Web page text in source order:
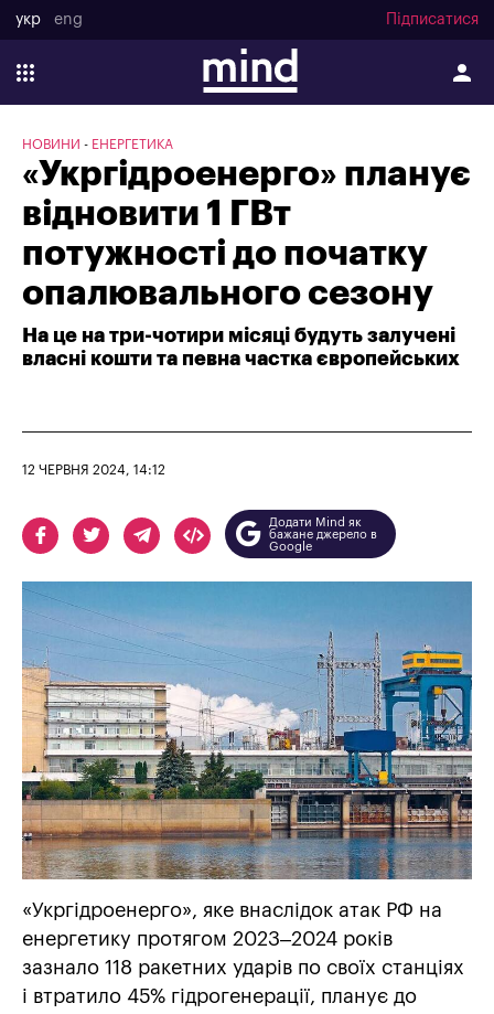
укр eng Підписатися
НОВИНИ ЕНЕРГЕТИКА
«Укргідроенерго» планує
відновити 1 ГВт
потужності до початку
опалювального сезону
На це на три-чотири місяці будуть залучені
власні кошти та певна частка європейських
12 ЧЕРВНЯ 2024, 14:12
Додати Mind як
бажане джерело в
Google
«Укргідроенерго», яке внаслідок атак РФ на
енергетику протягом 2023–2024 років
зазнало 118 ракетних ударів по своїх станціях
і втратило 45% гідрогенерації, планує до